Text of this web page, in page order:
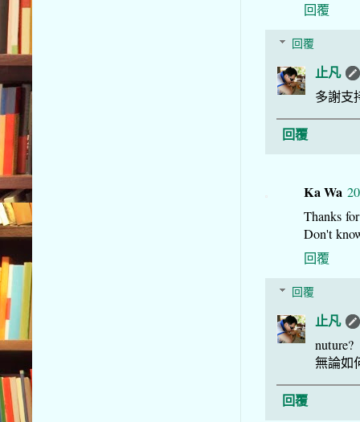
回覆
回覆
止凡
多謝支
回覆
Ka Wa
Thanks
Don't
回覆
回覆
止凡
nuture?
無論如
回覆